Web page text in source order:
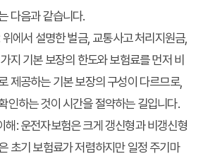
다음과 같습니다.
위에서 설명한 벌금, 교통사고 처리지원금,
지 기본 보장의 한도와 보험료를 먼저 비
제공하는 기본 보장의 구성이 다르므로,
인하는 것이 시간을 절약하는 길입니다.
해: 운전자보험은 크게 갱신형과 비갱신형
초기 보험료가 저렴하지만 일정 주기마